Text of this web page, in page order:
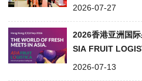
2026-07-27
2026香港亚洲国
SIA FRUIT
2026-07-13